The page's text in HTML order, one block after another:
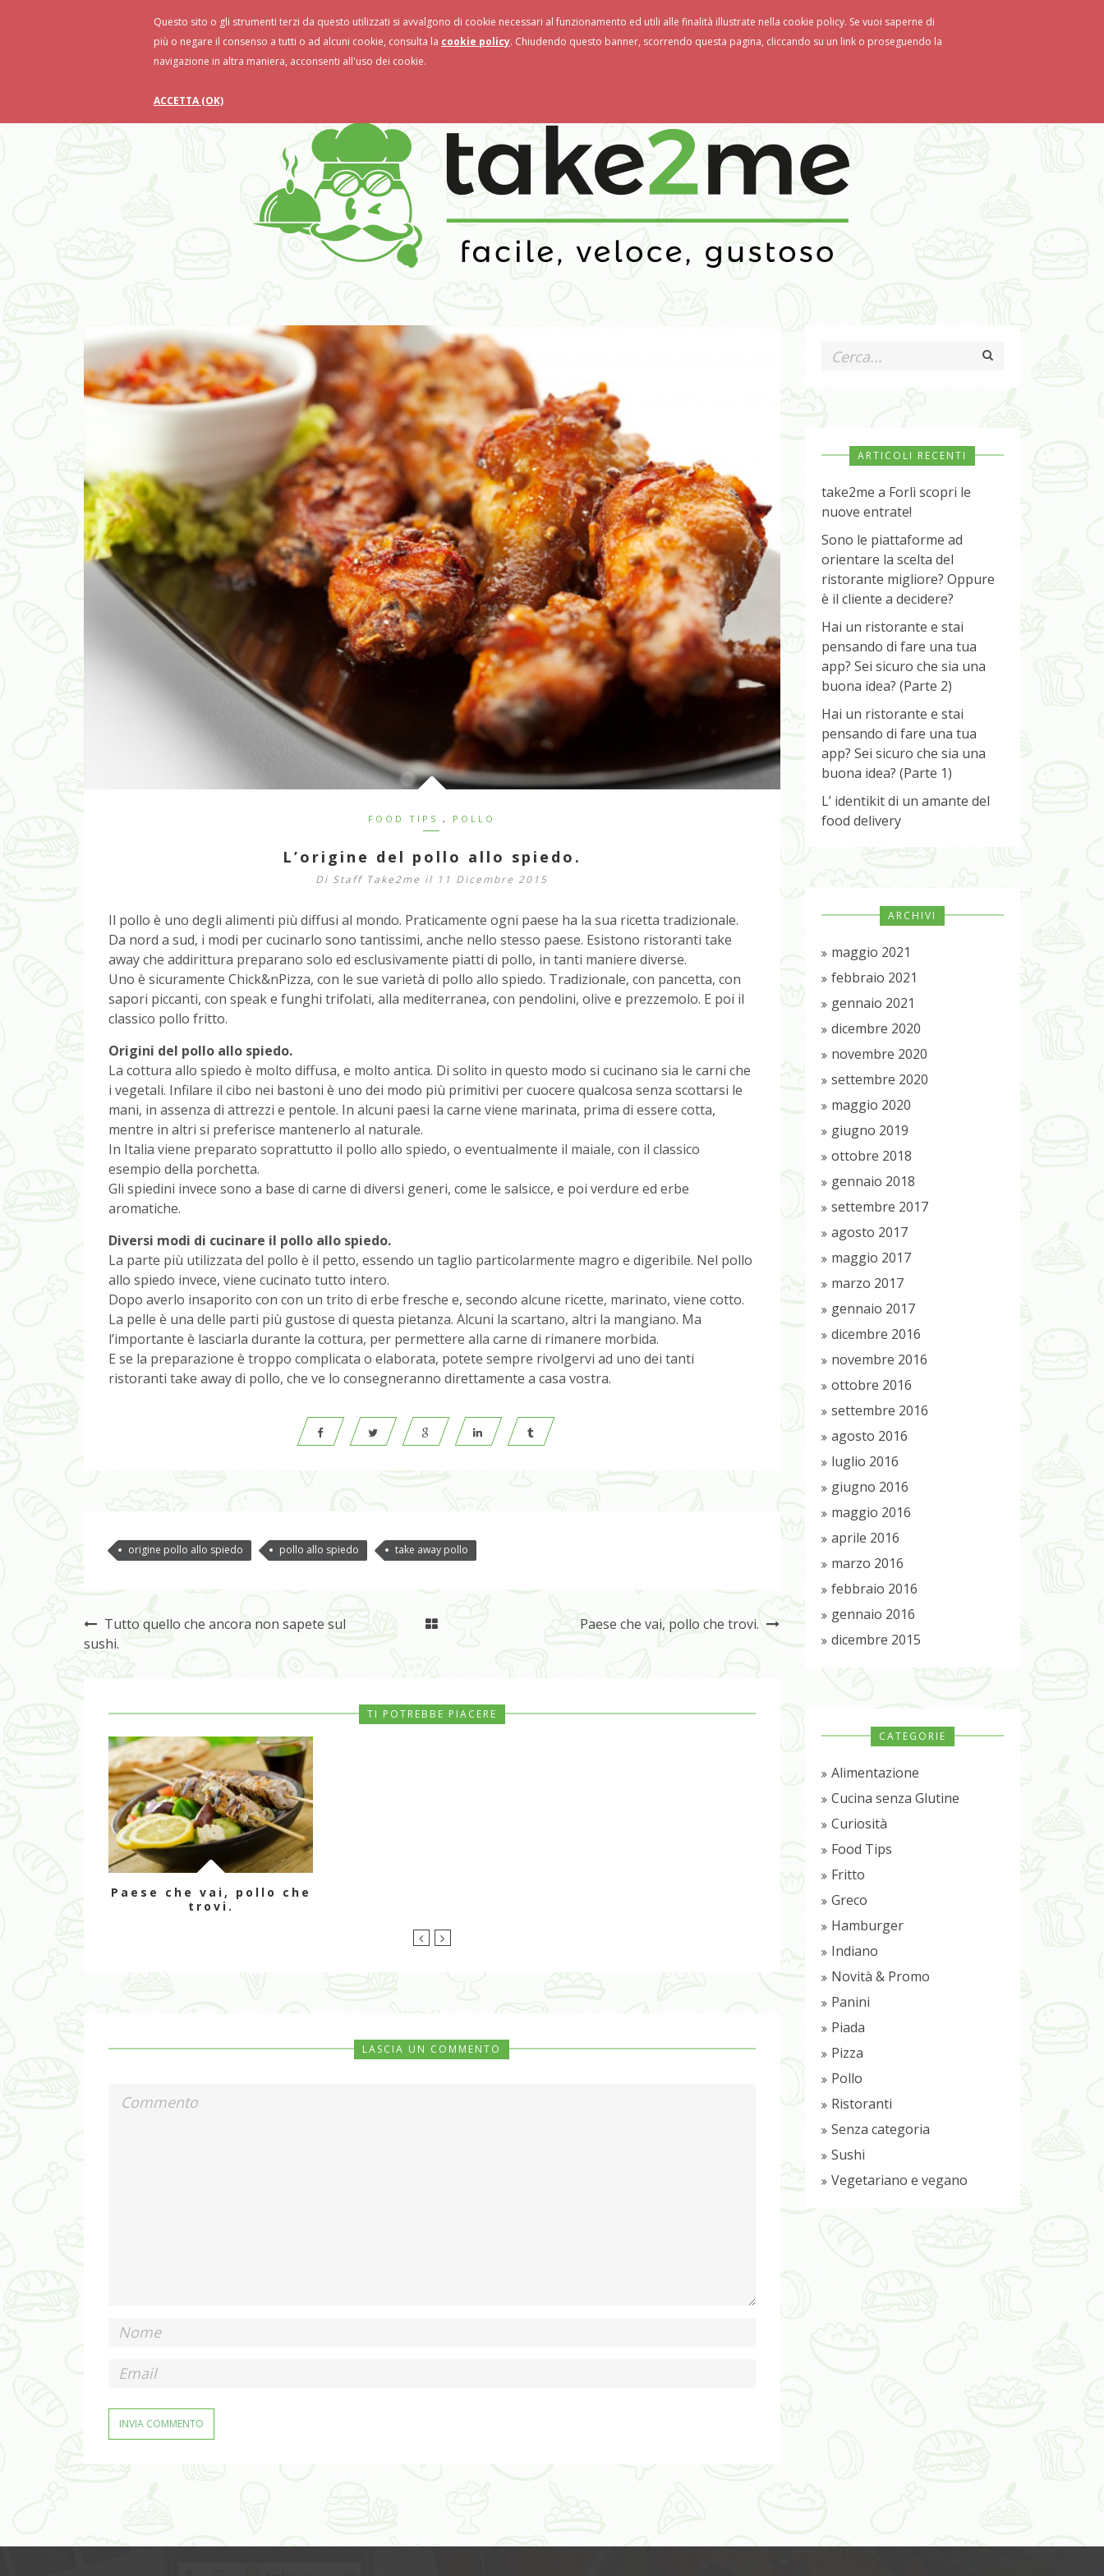
Ricette Food Tips Ristoranti Novità & Promo
FOOD TIPS , POLLO
L’origine del pollo allo spiedo.
Di Staff Take2me il 11 Dicembre 2015
Il pollo è uno degli alimenti più diffusi al mondo. Praticamente ogni paese ha la sua ricetta tradizionale.
Da nord a sud, i modi per cucinarlo sono tantissimi, anche nello stesso paese. Esistono ristoranti take
away che addirittura preparano solo ed esclusivamente piatti di pollo, in tanti maniere diverse.
Uno è sicuramente Chick&nPizza, con le sue varietà di pollo allo spiedo. Tradizionale, con pancetta, con
sapori piccanti, con speak e funghi trifolati, alla mediterranea, con pendolini, olive e prezzemolo. E poi il
classico pollo fritto.
Origini del pollo allo spiedo.
La cottura allo spiedo è molto diffusa, e molto antica. Di solito in questo modo si cucinano sia le carni che
i vegetali. Infilare il cibo nei bastoni è uno dei modo più primitivi per cuocere qualcosa senza scottarsi le
mani, in assenza di attrezzi e pentole. In alcuni paesi la carne viene marinata, prima di essere cotta,
mentre in altri si preferisce mantenerlo al naturale.
In Italia viene preparato soprattutto il pollo allo spiedo, o eventualmente il maiale, con il classico
esempio della porchetta.
Gli spiedini invece sono a base di carne di diversi generi, come le salsicce, e poi verdure ed erbe
aromatiche.
Diversi modi di cucinare il pollo allo spiedo.
La parte più utilizzata del pollo è il petto, essendo un taglio particolarmente magro e digeribile. Nel pollo
allo spiedo invece, viene cucinato tutto intero.
Dopo averlo insaporito con con un trito di erbe fresche e, secondo alcune ricette, marinato, viene cotto.
La pelle è una delle parti più gustose di questa pietanza. Alcuni la scartano, altri la mangiano. Ma
l’importante è lasciarla durante la cottura, per permettere alla carne di rimanere morbida.
E se la preparazione è troppo complicata o elaborata, potete sempre rivolgervi ad uno dei tanti
ristoranti take away di pollo, che ve lo consegneranno direttamente a casa vostra.
origine pollo allo spiedo pollo allo spiedo take away pollo
Tutto quello che ancora non sapete sul
sushi.
Paese che vai, pollo che trovi.
TI POTREBBE PIACERE
Paese che vai, pollo che
trovi.
LASCIA UN COMMENTO
ARTICOLI RECENTI
take2me a Forlì scopri le
nuove entrate!
Sono le piattaforme ad
orientare la scelta del
ristorante migliore? Oppure
è il cliente a decidere?
Hai un ristorante e stai
pensando di fare una tua
app? Sei sicuro che sia una
buona idea? (Parte 2)
Hai un ristorante e stai
pensando di fare una tua
app? Sei sicuro che sia una
buona idea? (Parte 1)
L’ identikit di un amante del
food delivery
ARCHIVI
maggio 2021
febbraio 2021
gennaio 2021
dicembre 2020
novembre 2020
settembre 2020
maggio 2020
giugno 2019
ottobre 2018
gennaio 2018
settembre 2017
agosto 2017
maggio 2017
marzo 2017
gennaio 2017
dicembre 2016
novembre 2016
ottobre 2016
settembre 2016
agosto 2016
luglio 2016
giugno 2016
maggio 2016
aprile 2016
marzo 2016
febbraio 2016
gennaio 2016
dicembre 2015
CATEGORIE
Alimentazione
Cucina senza Glutine
Curiosità
Food Tips
Fritto
Greco
Hamburger
Indiano
Novità & Promo
Panini
Piada
Pizza
Pollo
Ristoranti
Senza categoria
Sushi
Vegetariano e vegano
Questo sito o gli strumenti terzi da questo utilizzati si avvalgono di cookie necessari al funzionamento ed utili alle finalità illustrate nella cookie policy. Se vuoi saperne di
più o negare il consenso a tutti o ad alcuni cookie, consulta la cookie policy. Chiudendo questo banner, scorrendo questa pagina, cliccando su un link o proseguendo la
navigazione in altra maniera, acconsenti all'uso dei cookie.
ACCETTA (OK)